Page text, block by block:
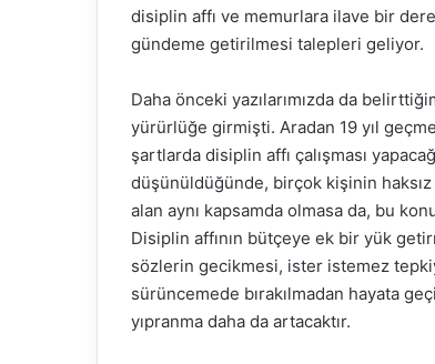
disiplin affı ve memurlara ilave bir
gündeme getirilmesi talepleri geliyor.
Daha önceki yazılarımızda da
yürürlüğe girmişti. Aradan 19 yıl
şartlarda disiplin affı çalışması
düşünüldüğünde, birçok kişinin
alan aynı kapsamda olmasa da, bu
Disiplin affının bütçeye ek bir yük
sözlerin gecikmesi, ister istemez
sürüncemede bırakılmadan hayata
yıpranma daha da artacaktır.